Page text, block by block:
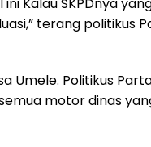
Kalau SKPDnya
terang politikus
Umele. Politikus
motor dinas